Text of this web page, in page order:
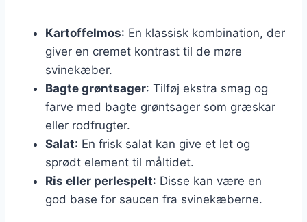
Kartoffelmos: En klassisk kombination, der
giver en cremet kontrast til de møre
svinekæber.
Bagte grøntsager: Tilføj ekstra smag og
farve med bagte grøntsager som græskar
eller rodfrugter.
Salat: En frisk salat kan give et let og
sprødt element til måltidet.
Ris eller perlespelt: Disse kan være en
god base for saucen fra svinekæberne.